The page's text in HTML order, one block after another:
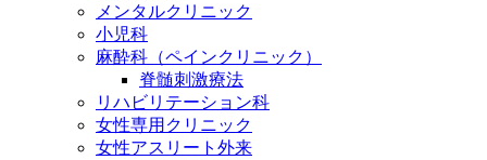
メンタルクリニック
小児科
麻酔科（ペインクリニック）
脊髄刺激療法
リハビリテーション科
女性専用クリニック
女性アスリート外来